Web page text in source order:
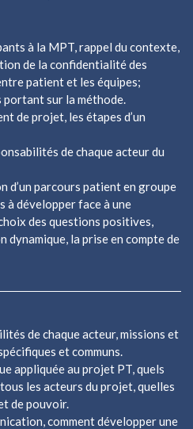
à la MPT, rappel du contexte,
de la confidentialité des
patient et les équipes;
sur la méthode.
de projet, les étapes d’un
de chaque acteur du
d’un parcours patient en groupe
à développer face à une
des questions positives,
dynamique, la prise en compte de
de chaque acteur, missions et
et communs.
appliquée au projet PT, quels
les acteurs du projet, quelles
de pouvoir.
comment développer une